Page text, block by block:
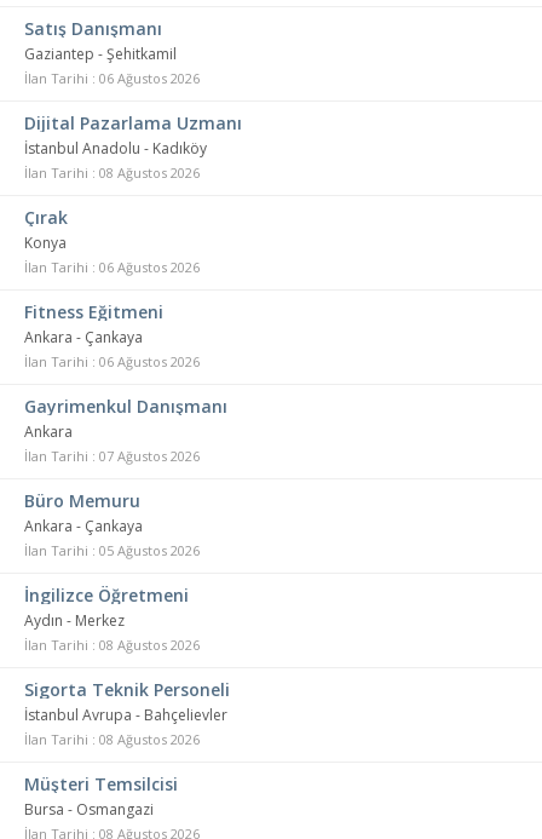
Satış Danışmanı
Gaziantep - Şehitkamil
İlan Tarihi : 06 Ağustos 2026
Dijital Pazarlama Uzmanı
İstanbul Anadolu - Kadıköy
İlan Tarihi : 08 Ağustos 2026
Çırak
Konya
İlan Tarihi : 06 Ağustos 2026
Fitness Eğitmeni
Ankara - Çankaya
İlan Tarihi : 06 Ağustos 2026
Gayrimenkul Danışmanı
Ankara
İlan Tarihi : 07 Ağustos 2026
Büro Memuru
Ankara - Çankaya
İlan Tarihi : 05 Ağustos 2026
İngilizce Öğretmeni
Aydın - Merkez
İlan Tarihi : 08 Ağustos 2026
Sigorta Teknik Personeli
İstanbul Avrupa - Bahçelievler
İlan Tarihi : 08 Ağustos 2026
Müşteri Temsilcisi
Bursa - Osmangazi
İlan Tarihi : 08 Ağustos 2026